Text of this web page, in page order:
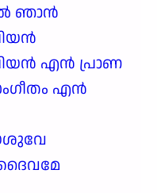
ഞാൻ
എൻ പ്രാണ
എൻ